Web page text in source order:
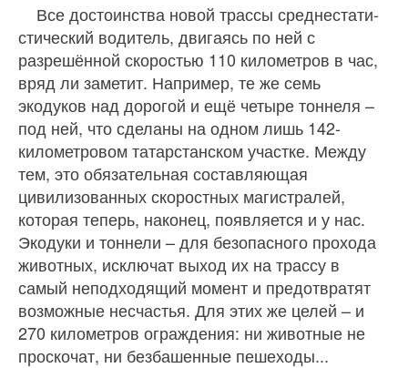
Все достоинства новой трассы среднестати-
стический водитель, двигаясь по ней с
разрешённой скоростью 110 километров в час,
вряд ли заметит. Например, те же семь
экодуков над дорогой и ещё четыре тоннеля –
под ней, что сделаны на одном лишь 142-
километровом татарстанском участке. Между
тем, это обязательная составляющая
цивилизованных скоростных магистралей,
которая теперь, наконец, появляется и у нас.
Экодуки и тоннели – для безопасного прохода
животных, исключат выход их на трассу в
самый неподходящий момент и предотвратят
возможные несчастья. Для этих же целей – и
270 километров ограждения: ни животные не
проскочат, ни безбашенные пешеходы...